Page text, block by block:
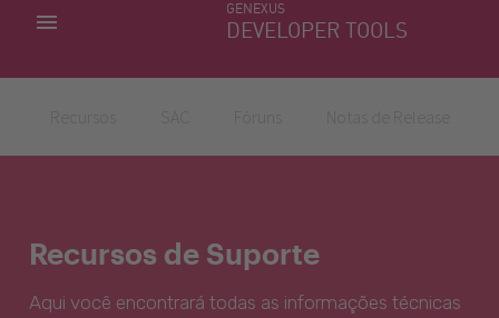
GENEXUS
DEVELOPER TOOLS
MINHAS APLICACÕES
Recursos de Suporte
Aqui você encontrará todas as informações técnicas